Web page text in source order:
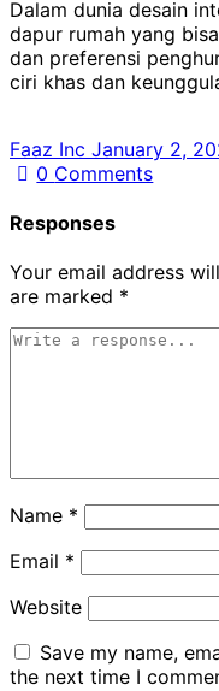
Dalam dunia desain
dapur rumah yang
dan preferensi
ciri khas dan
Faaz Inc January 2,
0 Comments
Responses
Your email address
are marked *
Name *
Email *
Website
Save my name,
the next time I